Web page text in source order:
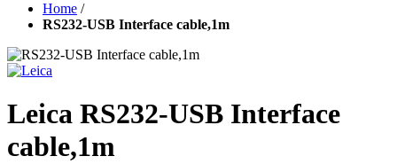
Home /
RS232-USB Interface cable,1m
Leica RS232-USB Interface
cable,1m